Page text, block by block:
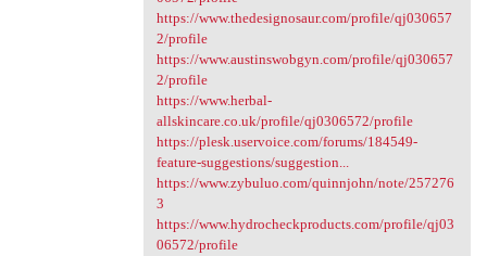
https://www.thedesignosaur.com/profile/qj030657
2/profile
https://www.austinswobgyn.com/profile/qj030657
2/profile
https://www.herbal-
allskincare.co.uk/profile/qj0306572/profile
https://plesk.uservoice.com/forums/184549-
feature-suggestions/suggestion...
https://www.zybuluo.com/quinnjohn/note/257276
3
https://www.hydrocheckproducts.com/profile/qj03
06572/profile